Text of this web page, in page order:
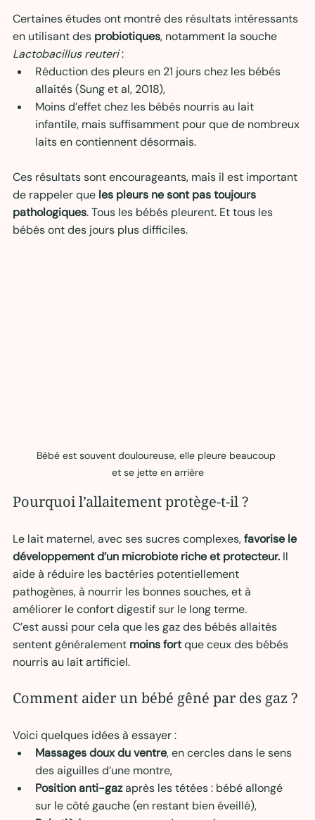
Certaines études ont montré des résultats intéressants
en utilisant des probiotiques, notamment la souche
Lactobacillus reuteri :
Réduction des pleurs en 21 jours chez les bébés
allaités (Sung et al, 2018),
Moins d’effet chez les bébés nourris au lait
infantile, mais suffisamment pour que de nombreux
laits en contiennent désormais.
Ces résultats sont encourageants, mais il est important
de rappeler que les pleurs ne sont pas toujours
pathologiques. Tous les bébés pleurent. Et tous les
bébés ont des jours plus difficiles.
Bébé est souvent douloureuse, elle pleure beaucoup
et se jette en arrière
Pourquoi l’allaitement protège-t-il ?
Le lait maternel, avec ses sucres complexes, favorise le
développement d’un microbiote riche et protecteur. Il
aide à réduire les bactéries potentiellement
pathogènes, à nourrir les bonnes souches, et à
améliorer le confort digestif sur le long terme.
C’est aussi pour cela que les gaz des bébés allaités
sentent généralement moins fort que ceux des bébés
nourris au lait artificiel.
Comment aider un bébé gêné par des gaz ?
Voici quelques idées à essayer :
Massages doux du ventre, en cercles dans le sens
des aiguilles d’une montre,
Position anti-gaz après les tétées : bébé allongé
sur le côté gauche (en restant bien éveillé),